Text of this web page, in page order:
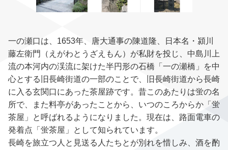
一の瀬口は、1653年、唐大通事の陳道隆、日本名・潁川
藤左衛門（えがわとうざえもん）が私財を投じ、中島川上
流の本河内の渓流に架けた半円形の石橋「一の瀬橋」を中
心とする旧長崎街道の一部のことで、旧長崎街道から長崎
に入る玄関口にあった茶屋跡です。昔このあたりは蛍の名
所で、また料亭があったことから、いつのころからか「蛍
茶屋」と呼ばれるようになりました。現在は、路面電車の
発着点「蛍茶屋」として知られています。
長崎を旅立つ人と見送る人たちとが別れを惜しみ、酒を酌